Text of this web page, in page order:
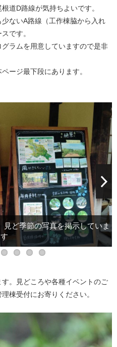
道D路線が気持ちよいです。
ないA路線（工作棟脇から入れ
です。
ラムを用意していますので是非
ージ最下段にあります。
見ど季節の写真を掲示していま
すチラシを用意しています！
カチ、竹とんぼ、竹パタパタな
販売
ご覧ください
デントーチ販売
標本展示、有料貸し切り可）
以外は休憩にどうぞ）
。見どころや各種イベントのご
棟受付にお寄りください。